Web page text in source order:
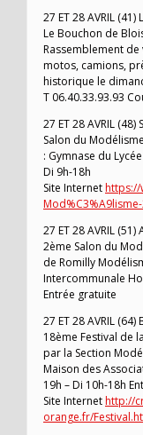
27 ET 28 AVRIL (41)
Le Bouchon de
Rassemblement de
motos, camions,
historique le
T 06.40.33.93.93
27 ET 28 AVRIL (48)
Salon du
: Gymnase du
Di 9h-18h
Site Internethttps://
27 ET 28 AVRIL (51)
2ème Salon du
de Romilly
Intercommunale
Entrée gratuite
27 ET 28 AVRIL (64)
18ème Festival de
par la Section
Maison des
19h – Di 10h-18h
Site Internethttp://
orange.fr/